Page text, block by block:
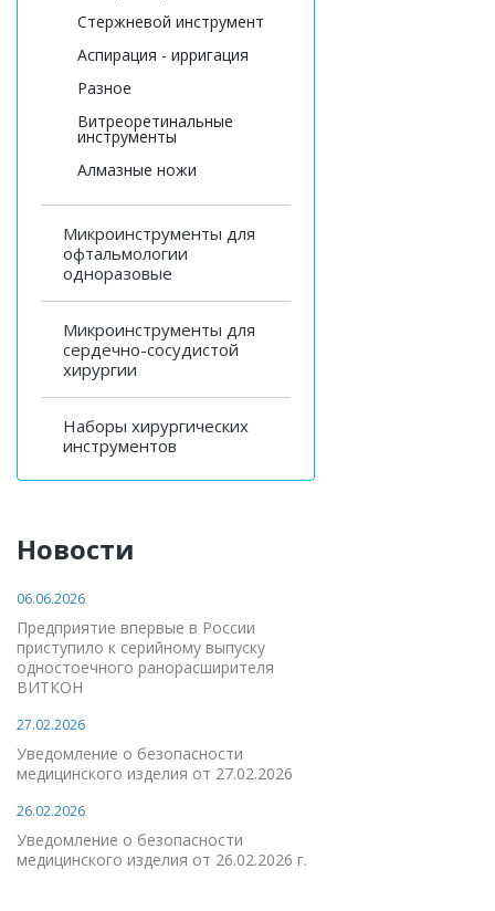
Стержневой инструмент
Аспирация - ирригация
Разное
Витреоретинальные
инструменты
Алмазные ножи
Микроинструменты для
офтальмологии
одноразовые
Микроинструменты для
сердечно-сосудистой
хирургии
Наборы хирургических
инструментов
Новости
06.06.2026
Предприятие впервые в России
приступило к серийному выпуску
одностоечного ранорасширителя
ВИТКОН
27.02.2026
Уведомление о безопасности
медицинского изделия от 27.02.2026
26.02.2026
Уведомление о безопасности
медицинского изделия от 26.02.2026 г.